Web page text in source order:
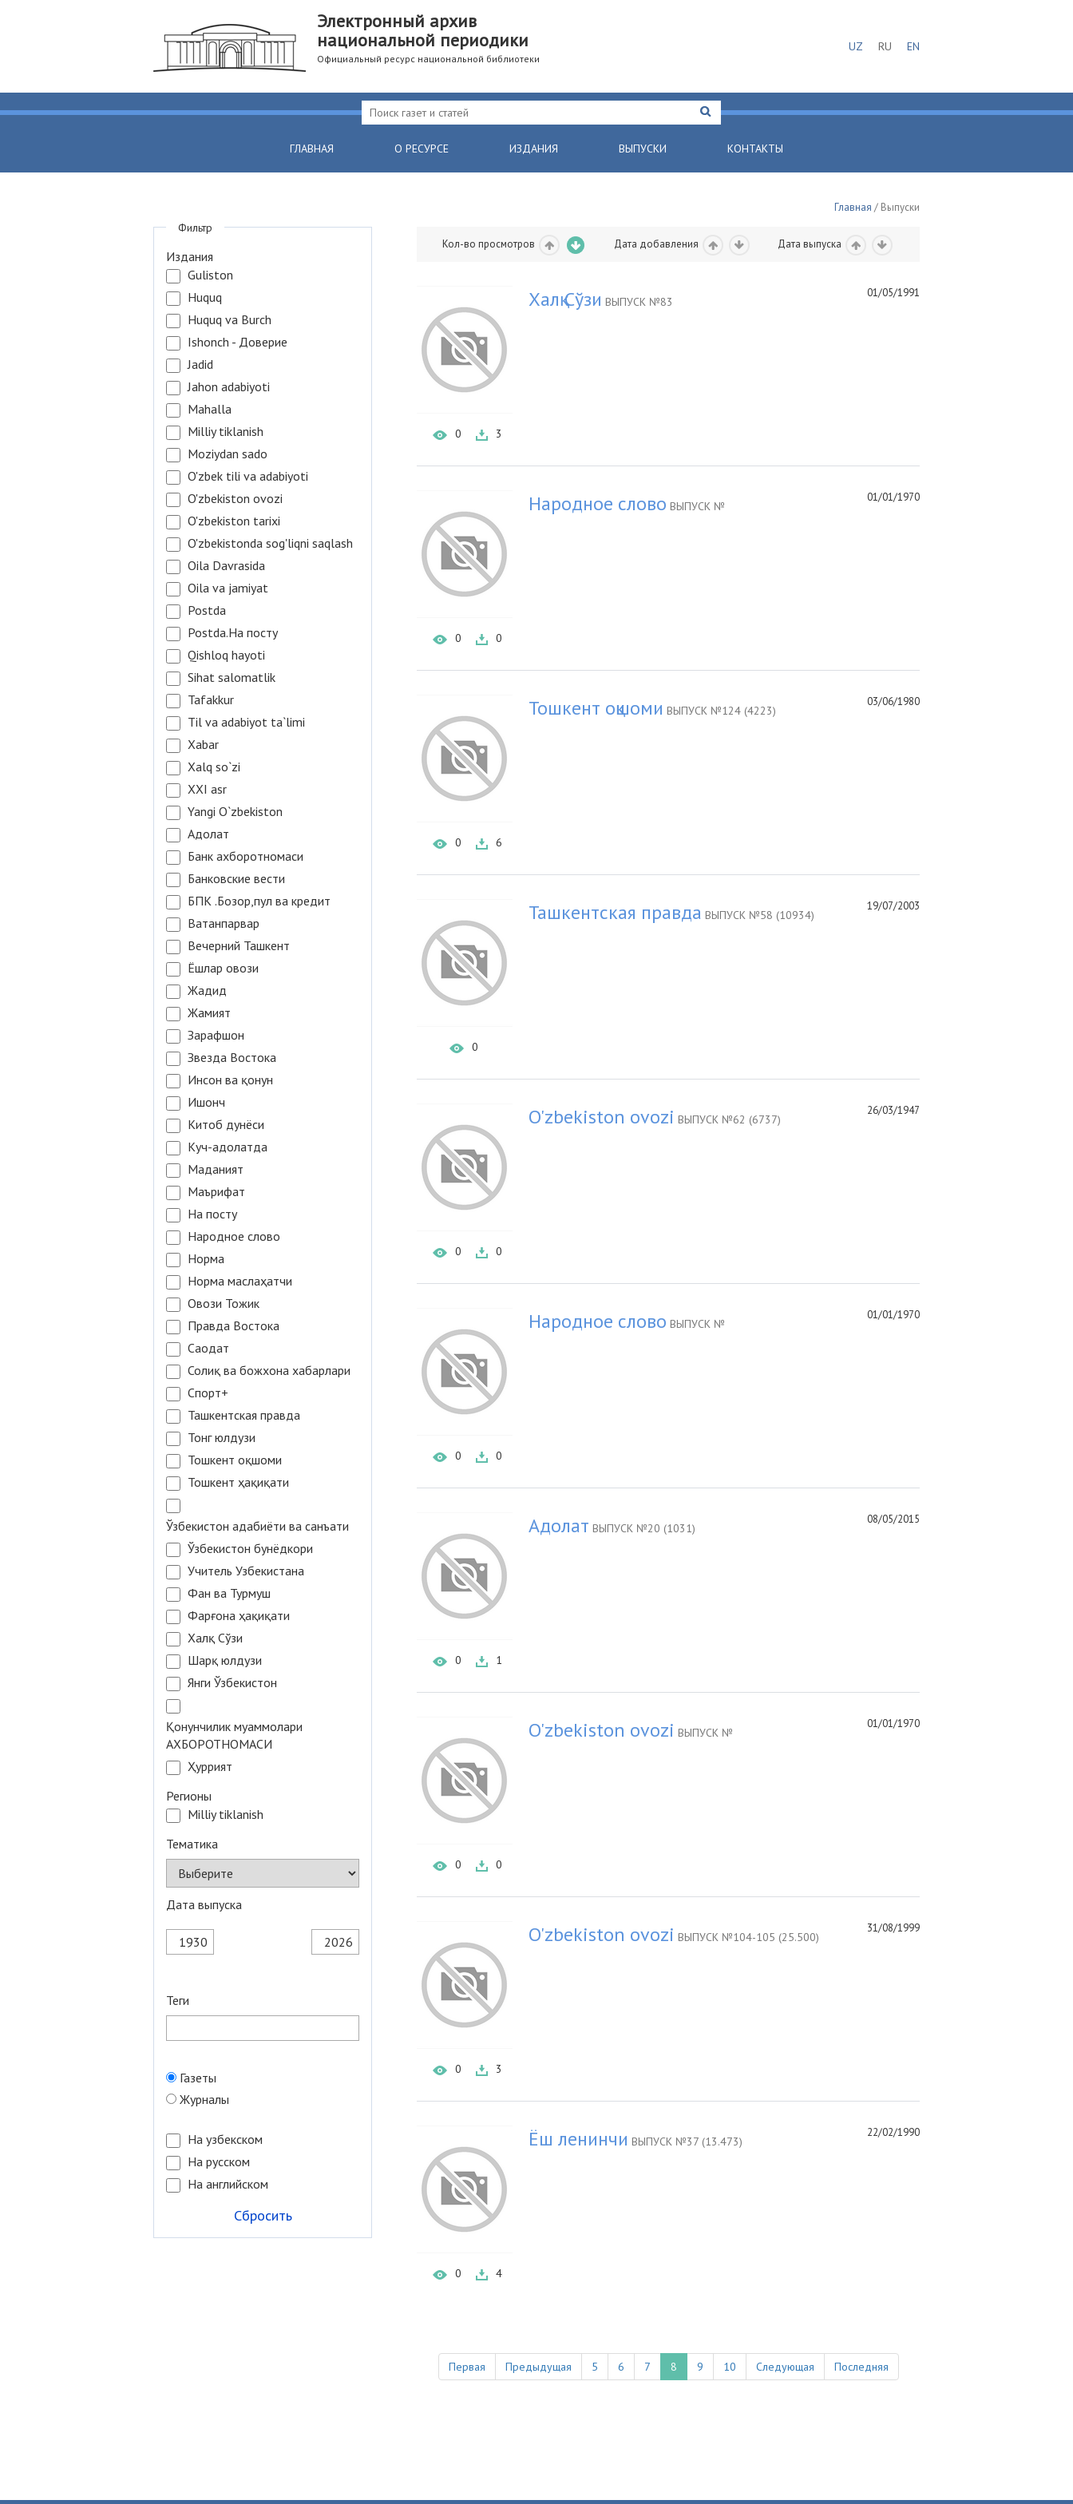
Электронный архив
национальной периодики
Официальный ресурс национальной библиотеки
UZ RU EN
ГЛАВНАЯ О РЕСУРСЕ ИЗДАНИЯ ВЫПУСКИ КОНТАКТЫ
Главная / Выпуски
Кол-во просмотров Дата добавления Дата выпуска
0 3
01/05/1991
Халқ Сўзи ВЫПУСК №83
0 0
01/01/1970
Народное слово ВЫПУСК №
0 6
03/06/1980
Тошкент оқшоми ВЫПУСК №124 (4223)
0
19/07/2003
Ташкентская правда ВЫПУСК №58 (10934)
0 0
26/03/1947
O'zbekiston ovozi ВЫПУСК №62 (6737)
0 0
01/01/1970
Народное слово ВЫПУСК №
0 1
08/05/2015
Адолат ВЫПУСК №20 (1031)
0 0
01/01/1970
O'zbekiston ovozi ВЫПУСК №
0 3
31/08/1999
O'zbekiston ovozi ВЫПУСК №104-105 (25.500)
0 4
22/02/1990
Ёш ленинчи ВЫПУСК №37 (13.473)
Первая Предыдущая 5 6 7 8 9 10 Следующая Последняя
Фильтр
Издания
Guliston
Huquq
Huquq va Burch
Ishonch - Доверие
Jadid
Jahon adabiyoti
Mahalla
Milliy tiklanish
Moziydan sado
O'zbek tili va adabiyoti
O'zbekiston ovozi
O'zbekiston tarixi
O'zbekistonda sog'liqni saqlash
Oila Davrasida
Oila va jamiyat
Postda
Postda.На посту
Qishloq hayoti
Sihat salomatlik
Tafakkur
Til va adabiyot ta`limi
Xabar
Xalq so`zi
XXI asr
Yangi O`zbekiston
Адолат
Банк ахборотномаси
Банковские вести
БПК .Бозор,пул ва кредит
Ватанпарвар
Вечерний Ташкент
Ёшлар овози
Жадид
Жамият
Зарафшон
Звезда Востока
Инсон ва қонун
Ишонч
Китоб дунёси
Куч-адолатда
Маданият
Маърифат
На посту
Народное слово
Норма
Норма маслаҳатчи
Овози Тожик
Правда Востока
Саодат
Солиқ ва божхона хабарлари
Спорт+
Ташкентская правда
Тонг юлдузи
Тошкент оқшоми
Тошкент ҳақиқати
Ўзбекистон адабиёти ва санъати
Ўзбекистон бунёдкори
Учитель Узбекистана
Фан ва Турмуш
Фарғона ҳақиқати
Халқ Сўзи
Шарқ юлдузи
Янги Ўзбекистон
Қонунчилик муаммолари
АХБОРОТНОМАСИ
Ҳуррият
Регионы
Milliy tiklanish
Тематика
Дата выпуска
Теги
Газеты
Журналы
На узбекском
На русском
На английском
Сбросить